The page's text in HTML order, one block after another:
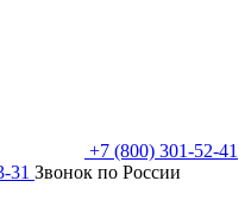
+7 (800) 301-52-41
31 Звонок по России